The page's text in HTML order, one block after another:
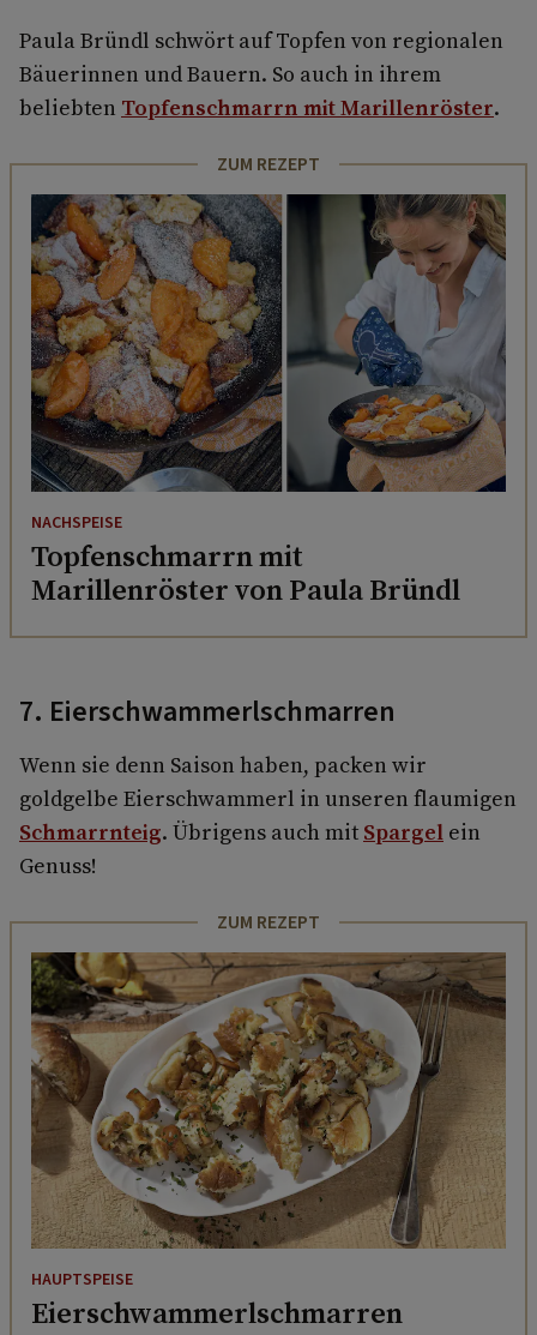
Paula Bründl schwört auf Topfen von regionalen
Bäuerinnen und Bauern. So auch in ihrem
beliebten Topfenschmarrn mit Marillenröster.
ZUM REZEPT
NACHSPEISE
Topfenschmarrn mit
Marillenröster von Paula Bründl
7. Eierschwammerlschmarren
Wenn sie denn Saison haben, packen wir
goldgelbe Eierschwammerl in unseren flaumigen
Schmarrnteig. Übrigens auch mit Spargel ein
Genuss!
ZUM REZEPT
HAUPTSPEISE
Eierschwammerlschmarren